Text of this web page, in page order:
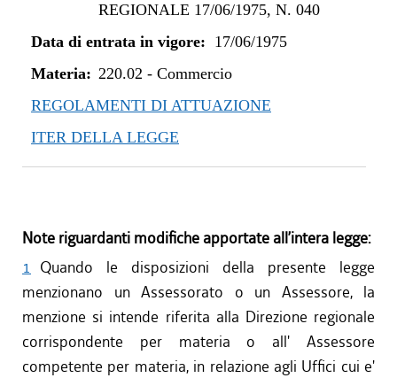
REGIONALE 17/06/1975, N. 040
Data di entrata in vigore: 17/06/1975
Materia: 220.02 - Commercio
REGOLAMENTI DI ATTUAZIONE
ITER DELLA LEGGE
Note riguardanti modifiche apportate all’intera legge:
1 Quando le disposizioni della presente legge
menzionano un Assessorato o un Assessore, la
menzione si intende riferita alla Direzione regionale
corrispondente per materia o all' Assessore
competente per materia, in relazione agli Uffici cui e'